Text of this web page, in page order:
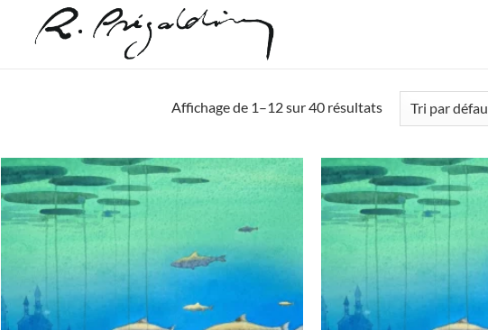
Affichage de 1–12 sur 40 résultats